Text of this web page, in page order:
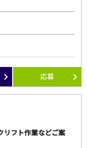
応募
フト作業などご案